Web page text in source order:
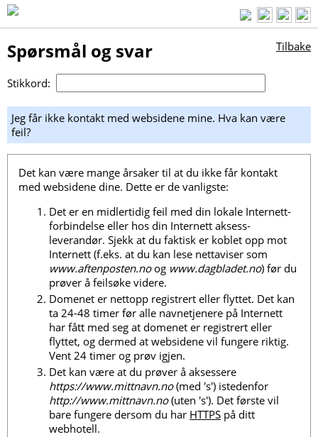
Spørsmål og svar Tilbake
Stikkord:
Jeg får ikke kontakt med websidene mine. Hva kan være
feil?
Det kan være mange årsaker til at du ikke får kontakt
med websidene dine. Dette er de vanligste:
Det er en midlertidig feil med din lokale Internett-
forbindelse eller hos din Internett aksess-
leverandør. Sjekk at du faktisk er koblet opp mot
Internett (f.eks. at du kan lese nettaviser som
www.aftenposten.noog www.dagbladet.no) før du
prøver å feilsøke videre.
Domenet er nettopp registrert eller flyttet. Det kan
ta 24-48 timer før alle navnetjenere på Internett
har fått med seg at domenet er registrert eller
flyttet, og dermed at websidene vil fungere riktig.
Vent 24 timer og prøv igjen.
Det kan være at du prøver å aksessere
https://www.mittnavn.no(med 's') istedenfor
http://www.mittnavn.no(uten 's'). Det første vil
bare fungere dersom du har HTTPS på ditt
webhotell.